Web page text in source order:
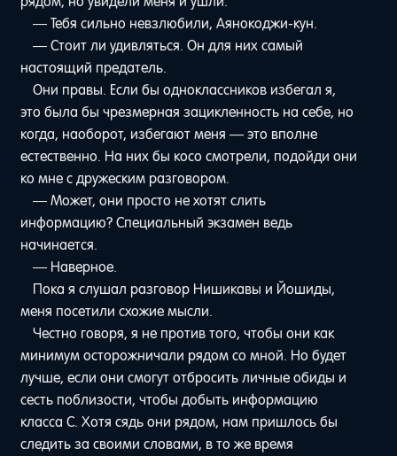
— Тебя сильно невзлюбили, Аянокоджи-кун.
— Стоит ли удивляться. Он для них самый
настоящий предатель.
Они правы. Если бы одноклассников избегал я,
это была бы чрезмерная зацикленность на себе, но
когда, наоборот, избегают меня — это вполне
естественно. На них бы косо смотрели, подойди они
ко мне с дружеским разговором.
— Может, они просто не хотят слить
информацию? Специальный экзамен ведь
начинается.
— Наверное.
Пока я слушал разговор Нишикавы и Йошиды,
меня посетили схожие мысли.
Честно говоря, я не против того, чтобы они как
минимум осторожничали рядом со мной. Но будет
лучше, если они смогут отбросить личные обиды и
сесть поблизости, чтобы добыть информацию
класса C. Хотя сядь они рядом, нам пришлось бы
следить за своими словами, в то же время